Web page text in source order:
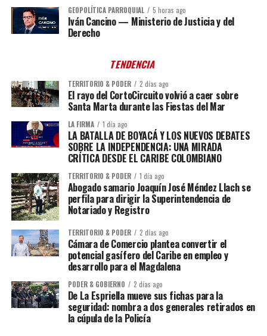
GEOPOLÍTICA PARROQUIAL 5 horas ago
Iván Cancino — Ministerio de Justicia y del
Derecho
TENDENCIA
TERRITORIO & PODER 2 días ago
El rayo del CortoCircuito volvió a caer sobre
Santa Marta durante las Fiestas del Mar
LA FIRMA 1 día ago
LA BATALLA DE BOYACÁ Y LOS NUEVOS DEBATES
SOBRE LA INDEPENDENCIA: UNA MIRADA
CRÍTICA DESDE EL CARIBE COLOMBIANO
TERRITORIO & PODER 1 día ago
Abogado samario Joaquín José Méndez Llach se
perfila para dirigir la Superintendencia de
Notariado y Registro
TERRITORIO & PODER 2 días ago
Cámara de Comercio plantea convertir el
potencial gasífero del Caribe en empleo y
desarrollo para el Magdalena
PODER & GOBIERNO 2 días ago
De La Espriella mueve sus fichas para la
seguridad: nombra a dos generales retirados en
la cúpula de la Policía